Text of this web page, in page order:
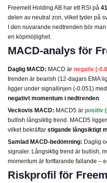
Freemelt Holding AB har ett RSI på
delen av neutral zon, vilket tyder på
I den nuvarande nedtrenden bör
en köpmöjlighet.
MACD-analys för
Daglig MACD: MACD är negativ (-
trenden är bearish (12-dagars EMA
ligger under signallinjen (-0.051)
negativt momentum i nedtrenden.
Veckovis MACD: MACD5 är positiv
bullish långsiktig trend. MACD5
vilket bekräftar stigande långsiktigt
Samlad MACD-bedömning: Daglig
signaler. Långsiktig trend är bullish,
momentum är fortfarande fallande –
Riskprofil för